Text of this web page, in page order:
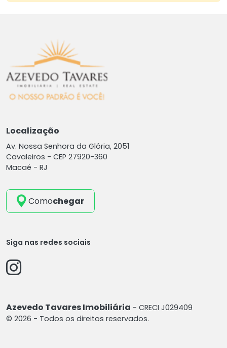
Localização
Av. Nossa Senhora da Glória, 2051
Cavaleiros - CEP 27920-360
Macaé - RJ
Comochegar
Siga nas redes sociais
Azevedo Tavares Imobiliária - CRECI J029409
© 2026 - Todos os direitos reservados.